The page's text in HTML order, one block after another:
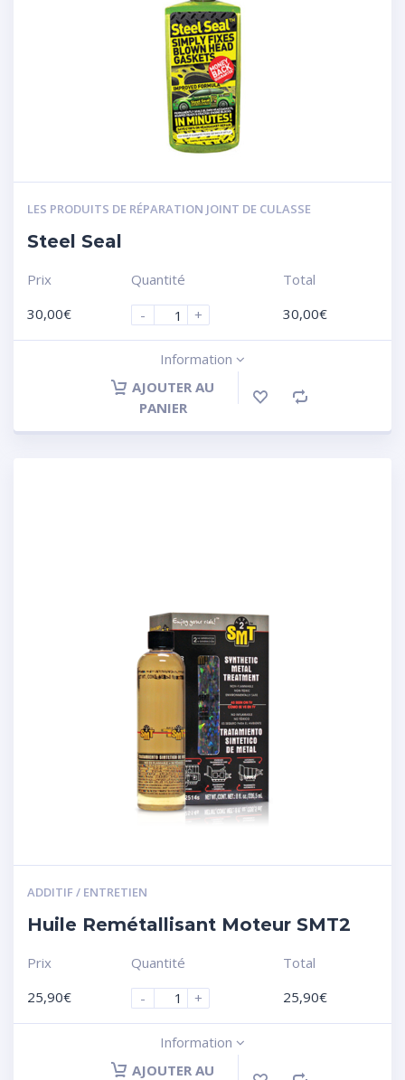
LES PRODUITS DE RÉPARATION JOINT DE CULASSE
Steel Seal
Prix
30,00€
Quantité
-
+
Total
30,00€
Information
AJOUTER AU
PANIER
ADDITIF / ENTRETIEN
Huile Remétallisant Moteur SMT2
Prix
25,90€
Quantité
-
+
Total
25,90€
Information
AJOUTER AU